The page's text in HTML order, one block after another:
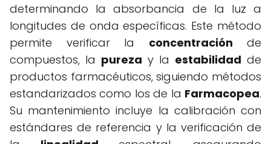
determinando la absorbancia de la luz a
longitudes de onda específicas. Este método
permite verificar la concentración de
compuestos, la pureza y la estabilidad de
productos farmacéuticos, siguiendo métodos
estandarizados como los de la Farmacopea.
Su mantenimiento incluye la calibración con
estándares de referencia y la verificación de